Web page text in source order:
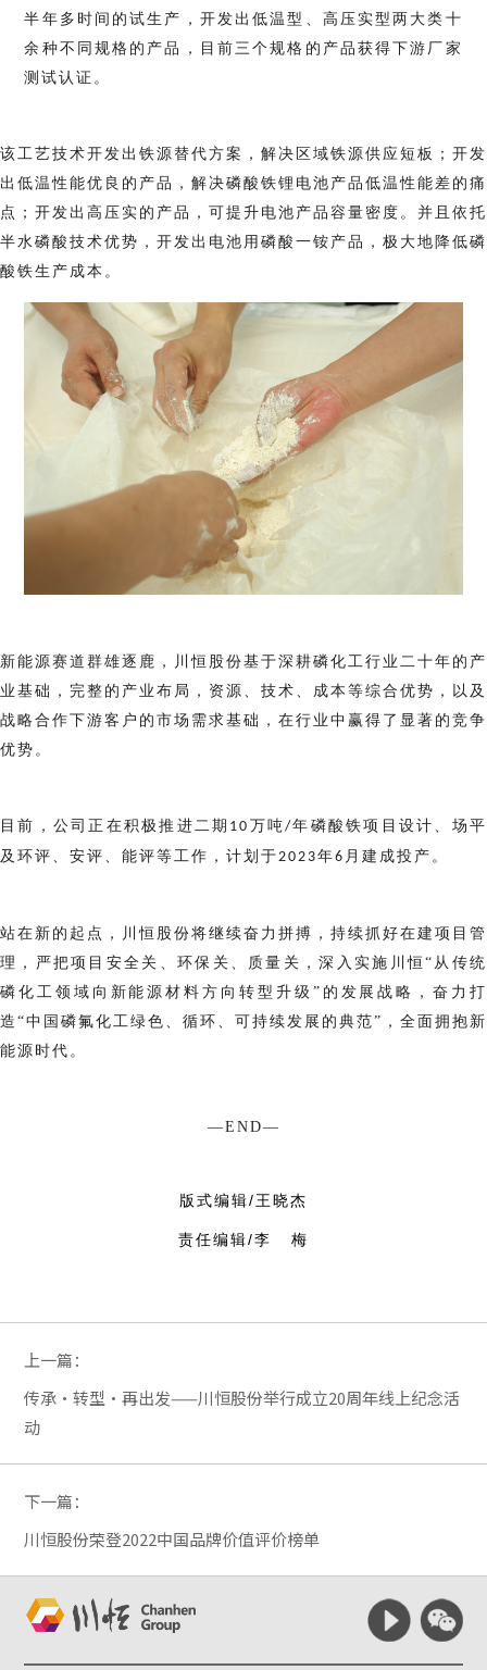
半年多时间的试生产，开发出低温型、高压实型两大类十
余种不同规格的产品，目前三个规格的产品获得下游厂家
测试认证。
该工艺技术开发出铁源替代方案，解决区域铁源供应短板；开发
出低温性能优良的产品，解决磷酸铁锂电池产品低温性能差的痛
点；开发出高压实的产品，可提升电池产品容量密度。并且依托
半水磷酸技术优势，开发出电池用磷酸一铵产品，极大地降低磷
酸铁生产成本。
新能源赛道群雄逐鹿，川恒股份基于深耕磷化工行业二十年的产
业基础，完整的产业布局，资源、技术、成本等综合优势，以及
战略合作下游客户的市场需求基础，在行业中赢得了显著的竞争
优势。
目前，公司正在积极推进二期 10 万吨/年磷酸铁项目设计、场平
及环评、安评、能评等工作，计划于2023年6 月建成投产。
站在新的起点，川恒股份将继续奋力拼搏，持续抓好在建项目管
理，严把项目安全关、环保关、质量关，深入实施川恒“从传统
磷化工领域向新能源材料方向转型升级”的发展战略，奋力打
造“中国磷氟化工绿色、循环、可持续发展的典范”，全面拥抱新
能源时代。
—END—
版式编辑/王晓杰
责任编辑/李 梅
上一篇：
传承·转型·再出发——川恒股份举行成立20周年线上纪念活
动
下一篇：
川恒股份荣登2022中国品牌价值评价榜单